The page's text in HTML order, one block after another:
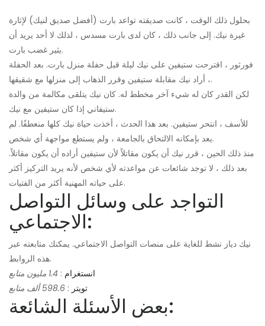
بحلول ذلك الوقت ، كانت صديقته تواعد بارت (أفضل صديق لنيك) لإثارة
غيرة نيك. إلى جانب ذلك ، كان لدى بارت مسدس ، لذلك لا أحد يريد أن
يثير غضب بارت.
فورثور ، اقترحت ستيفين على نيك ليلة قبل حفلة منزل بارت. بعد الحفلة
، أراد نيك مقابلة ستيفين وقرر الذهاب إلى منزلها مع شقيقها.
لكن القدر كان له شيء آخر مخطط له. كان نيك يتلقى مكالمة من والدة
ستيفاني إذا كان ستيفين مع نيك.
للأسف ، انتحر ستيفين. بعد هذا الحدث ، أخذت حياة نيك كلها منعطفًا. لم
يعد بإمكانه الالتحاق بالجامعة ، ولم يستطع مواجهة أي شخص.
منذ ذلك الحين ، قرر نيك أن يكون مقاتلاً لأن ستيفين أراده أن يكون مقاتلاً.
بعد ذلك ، لا توجد شائعات عن مواعدته لأي شخص لأنه يريد التركيز أكثر
على حياته المهنية أكثر من الفتيات.
التواجد على وسائل التواصل
الاجتماعي:
نيك دياز نشط للغاية على منصات التواصل الاجتماعي. يمكنك متابعته عبر
هذه الروابط.
انستغرام : 1.4 مليون متابع
تويتر : 598.6 ألف متابع
بعض الأسئلة الشائعة: